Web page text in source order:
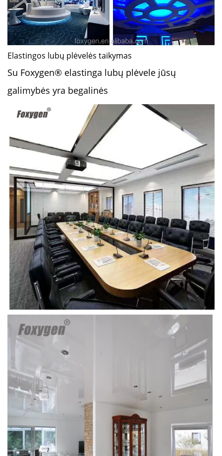
Elastingos lubų plėvelės taikymas
Su Foxygen® elastinga lubų plėvele jūsų
galimybės yra begalinės